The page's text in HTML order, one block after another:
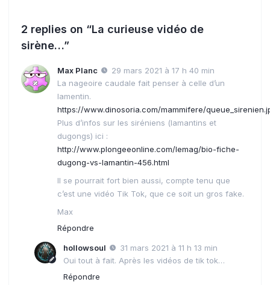
2 replies on “La curieuse vidéo de
sirène…”
Max Planc
29 mars 2021 à 17 h 40 min
La nageoire caudale fait penser à celle d’un
lamentin.
https://www.dinosoria.com/mammifere/
Plus d’infos sur les siréniens (lamantins et
dugongs) ici :
http://www.plongeeonline.com/lemag/bio-fiche-
dugong-vs-lamantin-456.html
Il se pourrait fort bien aussi, compte tenu que
c’est une vidéo Tik Tok, que ce soit un gros fake.
Max
Répondre
hollowsoul
31 mars 2021 à 11 h 13 min
Oui tout à fait. Après les vidéos de tik tok…
Répondre